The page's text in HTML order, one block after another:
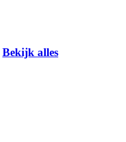
Bekijk alles